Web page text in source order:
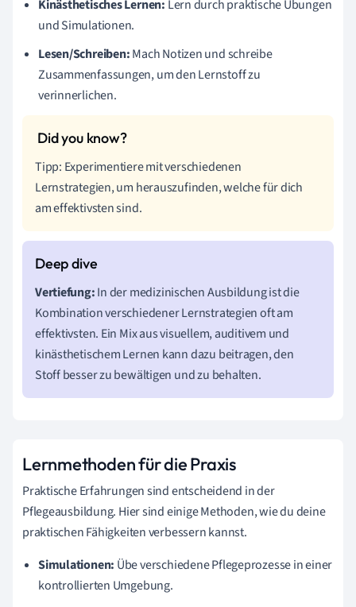
Kinästhetisches Lernen: Lern durch praktische Übungen
und Simulationen.
Lesen/Schreiben:Mach Notizen und schreibe
Zusammenfassungen, um den Lernstoff zu
verinnerlichen.
Tipp: Experimentiere mit verschiedenen
Lernstrategien, um herauszufinden, welche für dich
am effektivsten sind.
Vertiefung:In der medizinischen Ausbildung ist die
Kombination verschiedener Lernstrategien oft am
effektivsten. Ein Mix aus visuellem, auditivem und
kinästhetischem Lernen kann dazu beitragen, den
Stoff besser zu bewältigen und zu behalten.
Lernmethoden für die Praxis
Praktische Erfahrungen sind entscheidend in der
Pflegeausbildung. Hier sind einige Methoden, wie du deine
praktischen Fähigkeiten verbessern kannst.
Simulationen: Übe verschiedene Pflegeprozesse in einer
kontrollierten Umgebung.